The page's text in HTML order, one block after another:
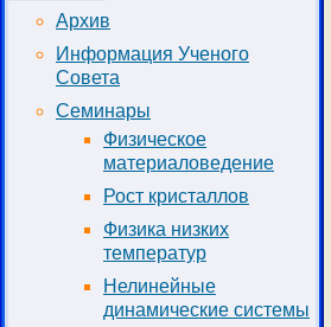
Архив
Информация Ученого
Совета
Семинары
Физическое
материаловедение
Рост кристаллов
Физика низких
температур
Нелинейные
динамические системы